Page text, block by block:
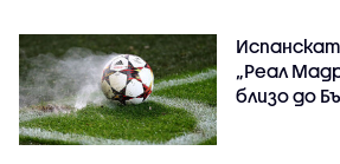
„Реал
близо до